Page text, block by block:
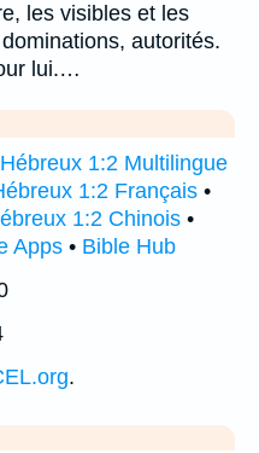
les visibles et les
autorités.
lui.…
Hébreux 1:2 Multilingue
1:2 Français •
1:2 Chinois •
Apps • Bible Hub
.